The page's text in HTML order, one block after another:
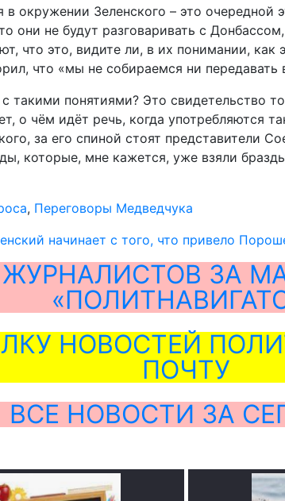
окружении Зеленского – это
они не будут разговаривать с
что это, видите ли, в их понимании,
что «мы не собираемся ни
понятиями? Это свидетельство
о чём идёт речь, когда употребляются
за его спиной стоят
которые, мне кажется, уже взяли
, Переговоры Медведчука
начинает с того, что привело
ЗА
НОВОСТЕЙ
ПОЧТУ
ВСЕ НОВОСТИ ЗА